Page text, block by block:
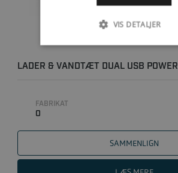
LADER & VANDTÆT DUAL USB POWER
FABRIKAT
0
SAMMENLIGN
VIS DETALJER